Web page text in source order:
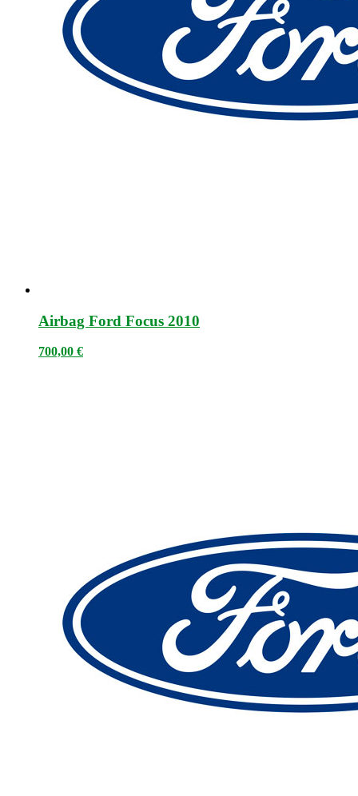
Airbag Ford Focus 2010
700,00 €